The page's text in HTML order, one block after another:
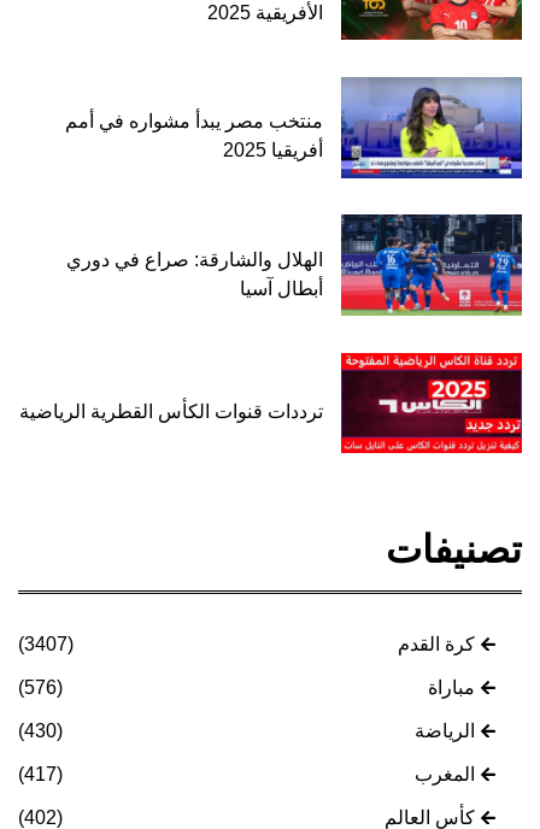
الأفريقية 2025
منتخب مصر يبدأ مشواره في أمم
أفريقيا 2025
الهلال والشارقة: صراع في دوري
أبطال آسيا
ترددات قنوات الكأس القطرية الرياضية
تصنيفات
كرة القدم (3407)
مباراة (576)
الرياضة (430)
المغرب (417)
كأس العالم (402)